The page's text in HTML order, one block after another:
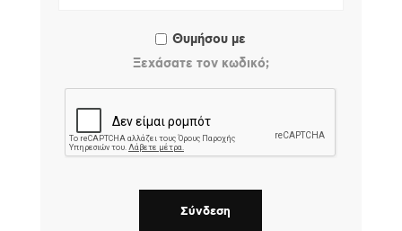
Θυμήσου με
Ξεχάσατε τον κωδικό;